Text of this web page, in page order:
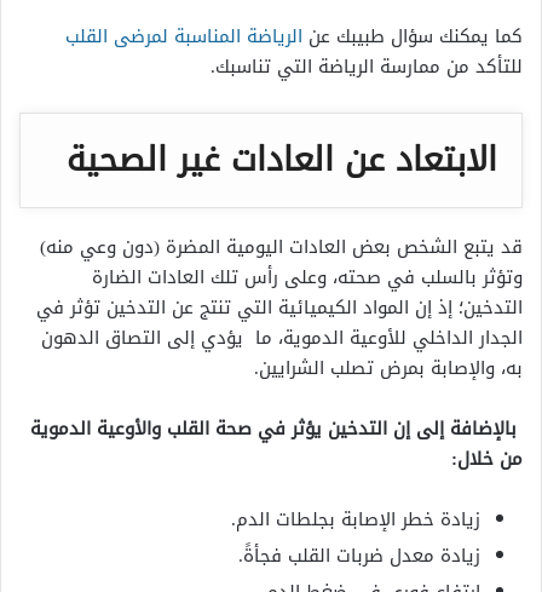
كما يمكنك سؤال طبيبك عن الرياضة المناسبة لمرضى القلب
للتأكد من ممارسة الرياضة التي تناسبك.
الابتعاد عن العادات غير الصحية
قد يتبع الشخص بعض العادات اليومية المضرة (دون وعي منه)
وتؤثر بالسلب في صحته، وعلى رأس تلك العادات الضارة
التدخين؛ إذ إن المواد الكيميائية التي تنتج عن التدخين تؤثر في
الجدار الداخلي للأوعية الدموية، ما يؤدي إلى التصاق الدهون
به، والإصابة بمرض تصلب الشرايين.
بالإضافة إلى إن التدخين يؤثر في صحة القلب والأوعية الدموية
من خلال:
زيادة خطر الإصابة بجلطات الدم.
زيادة معدل ضربات القلب فجأةً.